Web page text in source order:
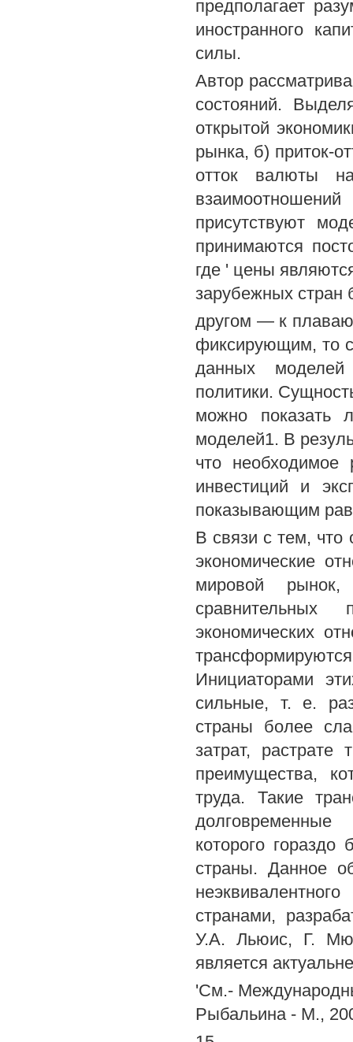
предполагает
иностранного
силы.
Автор
состояний.
открытой
рынка, б) приток-
отток валюты
присутствуют
принимаются
где ' цены
зарубежных стран
другом — к
фиксирующим, то
данных моделей
политики.
можно показать
моделей1. В
что необходимое
инвестиций и
показывающим
В связи с тем, что
экономические
мировой рынок,
сравнительных
экономических
Инициаторами
сильные, т. е.
страны более
затрат, растрате
преимущества,
труда. Такие
долговременные
которого
страны. Данное
странами,
У.А. Льюис, Г.
является
'См.-
Рыбальина - М.,